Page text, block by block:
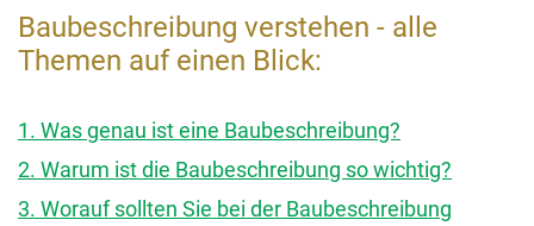
Baubeschreibung verstehen - alle
Themen auf einen Blick:
1. Was genau ist eine Baubeschreibung?
2. Warum ist die Baubeschreibung so wichtig?
3. Worauf sollten Sie bei der Baubeschreibung